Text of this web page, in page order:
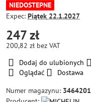
NIEDOSTEPNE
Expec: Piątek 22.1.2027
247 zł
200,82 zł bez VAT
Dodaj do ulubionych
Oglądać
Dostawa
Numer magazynu: 3464201